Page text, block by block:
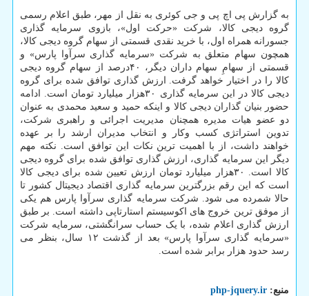
به گزارش پی اچ پی و جی کوئری به نقل از مهر، طبق اعلام رسمی
گروه دیجی کالا، شرکت «حرکت اول»، بازوی سرمایه گذاری
جسورانه همراه اول، با خرید نقدی قسمتی از سهام گروه دیجی کالا،
همچون سهام متعلق به شرکت «سرمایه گذاری سرآوا پارس» و
قسمتی از سهامِ سهام داران دیگر، ۴۰درصد از سهام گروه دیجی
کالا را در اختیار خواهد گرفت. ارزش گذاری توافق شده برای گروه
دیجی کالا در این سرمایه گذاری ۳۰هزار میلیارد تومان است. ادامه
حضور بنیان گذاران دیجی کالا و اینکه حمید و سعید محمدی به عنوان
دو عضو هیات مدیره همچنان مدیریت اجرائی و راهبری شرکت،
تدوین استراتژی کسب وکار و انتخاب مدیران ارشد را بر عهده
خواهند داشت، از با اهمیت ترین نکات این توافق است. نکته مهم
دیگر این سرمایه گذاری، ارزش گذاری توافق شده برای گروه دیجی
کالا است. ۳۰هزار میلیارد تومان ارزش تعیین شده برای دیجی کالا
است که این رقم بزرگترین سرمایه گذاری اقتصاد دیجیتال کشور تا
حالا شمرده می شود. شرکت سرمایه گذاری سرآوا پارس هم یکی
از موفق ترین خروج های اکوسیستم استارتاپی داشته است. بر طبق
ارزش گذاری اعلام شده، با یک حساب سرانگشتی، سرمایه شرکت
«سرمایه گذاری سرآوا پارس» بعد از گذشت ۱۲ سال، بنظر می
رسد حدود هزار برابر شده است.
منبع: php-jquery.ir